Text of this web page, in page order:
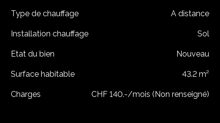
Type de chauffage A distance
Installation chauffage Sol
Etat du bien Nouveau
Surface habitable 43.2 m²
Charges CHF 140.-/mois (Non renseigné)